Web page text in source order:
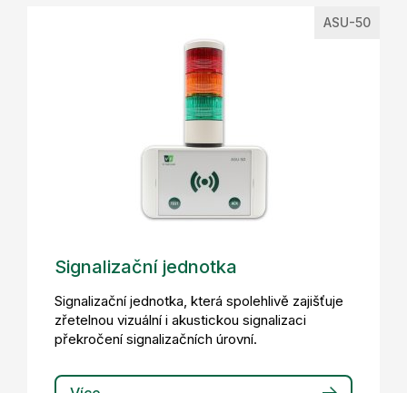
ASU-50
Signalizační jednotka
Signalizační jednotka, která spolehlivě zajišťuje
zřetelnou vizuální i akustickou signalizaci
překročení signalizačních úrovní.